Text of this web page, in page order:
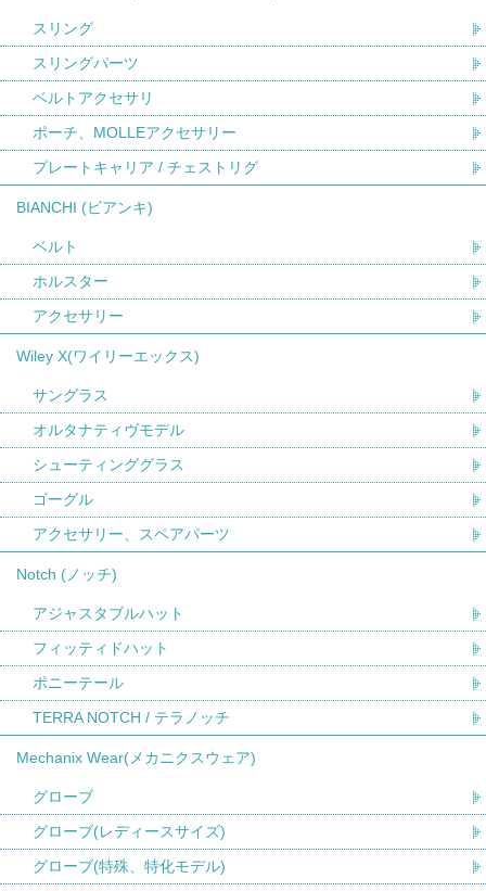
スリング
スリングパーツ
ベルトアクセサリ
ポーチ、MOLLEアクセサリー
プレートキャリア / チェストリグ
BIANCHI (ビアンキ)
ベルト
ホルスター
アクセサリー
Wiley X(ワイリーエックス)
サングラス
オルタナティヴモデル
シューティンググラス
ゴーグル
アクセサリー、スペアパーツ
Notch (ノッチ)
アジャスタブルハット
フィッティドハット
ポニーテール
TERRA NOTCH / テラノッチ
Mechanix Wear(メカニクスウェア)
グローブ
グローブ(レディースサイズ)
グローブ(特殊、特化モデル)